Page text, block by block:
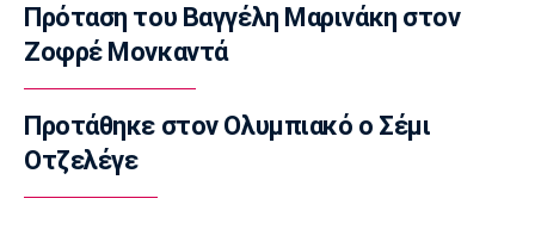
Μπάσκετ Ελλάδα
Στουρνάρας: «Αρχικός στόχος της Ασπίδας η
είσοδος στα play-offs»
19:00
Super League 1
Παναθηναϊκός: Επαγγελματικά συμβόλαια σε
Πρόταση του Βαγγέλη Μαρινάκη στον
Ζοφρέ Μονκαντά
Προτάθηκε στον Ολυμπιακό ο Σέμι
Οτζελέγε